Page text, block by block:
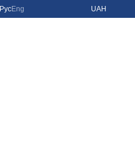
РусEng UAH